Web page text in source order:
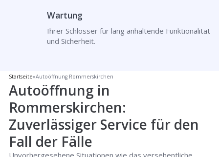
Wartung
Ihrer Schlösser für lang anhaltende Funktionalität
und Sicherheit.
Startseite»Autoöffnung Rommerskirchen
Autoöffnung in
Rommerskirchen:
Zuverlässiger Service für den
Fall der Fälle
Unvorhergesehene Situationen wie das versehentliche